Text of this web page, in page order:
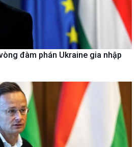
Theo dòng Thời sự
đàm phán Ukraine gia nhập